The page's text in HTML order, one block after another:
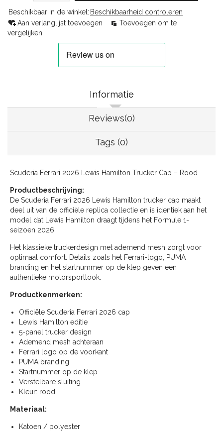
Beschikbaar in de winkel: Beschikbaarheid controleren
Aan verlanglijst toevoegen
Toevoegen om te
vergelijken
Informatie
Reviews(0)
Tags (0)
Scuderia Ferrari 2026 Lewis Hamilton Trucker Cap – Rood
Productbeschrijving:
De Scuderia Ferrari 2026 Lewis Hamilton trucker cap maakt
deel uit van de officiële replica collectie en is identiek aan het
model dat Lewis Hamilton draagt tijdens het Formule 1-
seizoen 2026.
Het klassieke truckerdesign met ademend mesh zorgt voor
optimaal comfort. Details zoals het Ferrari-logo, PUMA
branding en het startnummer op de klep geven een
authentieke motorsportlook.
Productkenmerken:
Officiële Scuderia Ferrari 2026 cap
Lewis Hamilton editie
5-panel trucker design
Ademend mesh achteraan
Ferrari logo op de voorkant
PUMA branding
Startnummer op de klep
Verstelbare sluiting
Kleur: rood
Materiaal:
Katoen / polyester